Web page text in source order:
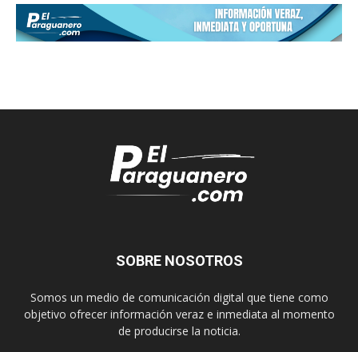
SOBRE NOSOTROS
Somos un medio de comunicación digital que tiene como
objetivo ofrecer información veraz e inmediata al momento
de producirse la noticia.